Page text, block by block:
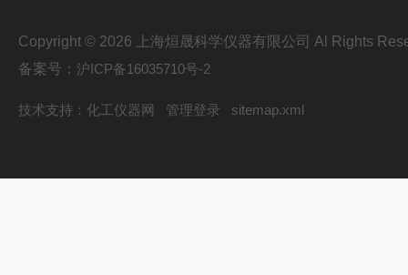
Copyright © 2026 上海烜晟科学仪器有限公司 Al Rights
备案号： 沪ICP备16035710号-2
技术支持： 化工仪器网 管理登录 sitemap.xml